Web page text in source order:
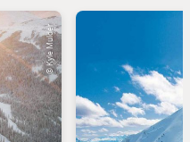
© Kyle Mulder